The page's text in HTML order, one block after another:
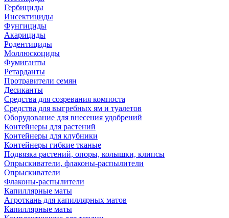
Гербициды
Инсектициды
Фунгициды
Акарициды
Родентициды
Моллюскоциды
Фумиганты
Ретарданты
Протравители семян
Десиканты
Средства для созревания компоста
Средства для выгребных ям и туалетов
Оборудование для внесения удобрений
Контейнеры для растений
Контейнеры для клубники
Контейнеры гибкие тканые
Подвязка растений, опоры, колышки, клипсы
Опрыскиватели, флаконы-распылители
Опрыскиватели
Флаконы-распылители
Капиллярные маты
Агроткань для капиллярных матов
Капиллярные маты